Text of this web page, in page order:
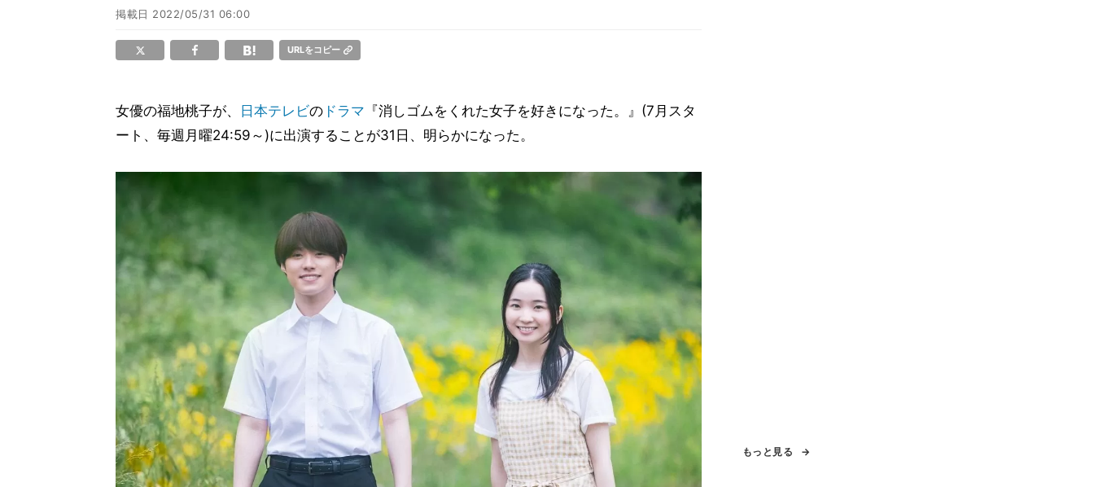
掲載日 2022/05/31 06:00
URLをコピー
女優の福地桃子が、 日本テレビの ドラマ 『消しゴムをくれた女子を好きになった。』(7月スタ
ート、毎週月曜24:59～)に出演することが31日、明らかになった。
もっと見る